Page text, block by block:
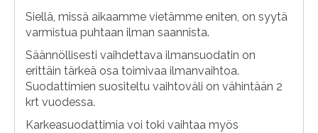
Siellä, missä aikaamme vietämme eniten, on syytä
varmistua puhtaan ilman saannista.
Säännöllisesti vaihdettava ilmansuodatin on
erittäin tärkeä osa toimivaa ilmanvaihtoa.
Suodattimien suositeltu vaihtoväli on vähintään 2
krt vuodessa.
Karkeasuodattimia voi toki vaihtaa myös